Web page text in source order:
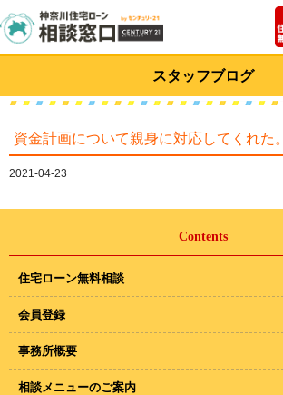
スタッフブログ
資金計画について親身に対応してくれた。
2021-04-23
Contents
住宅ローン無料相談
会員登録
事務所概要
相談メニューのご案内